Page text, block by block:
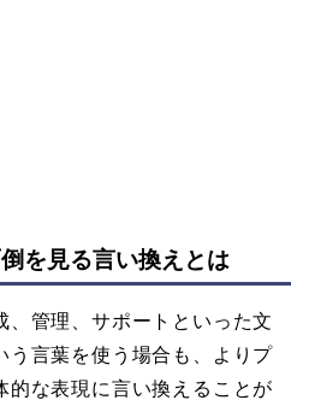
を見る言い換えとは
、管理、サポートといった文
う言葉を使う場合も、よりプ
的な表現に言い換えることが